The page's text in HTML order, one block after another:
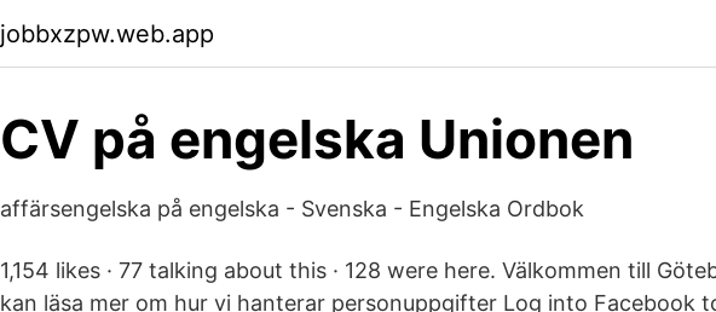
jobbxzpw.web.app
CV på engelska Unionen
affärsengelska på engelska - Svenska - Engelska Ordbok
1,154 likes · 77 talking about this · 128 were here. Välkommen till
kan läsa mer om hur vi hanterar personuppgifter Log into Facebook